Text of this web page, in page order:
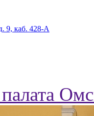
9, каб. 428-А